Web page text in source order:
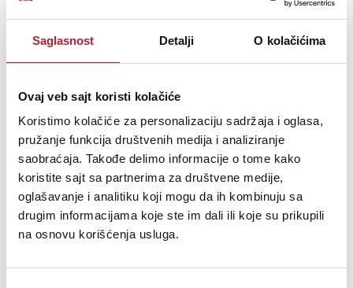
Saglasnost Detalji O kolačićima
Ovaj veb sajt koristi kolačiće
Koristimo kolačiće za personalizaciju sadržaja i oglasa,
pružanje funkcija društvenih medija i analiziranje
saobraćaja. Takođe delimo informacije o tome kako
koristite sajt sa partnerima za društvene medije,
oglašavanje i analitiku koji mogu da ih kombinuju sa
drugim informacijama koje ste im dali ili koje su prikupili
na osnovu korišćenja usluga.
Artbeat 5A Hickory American - Palice za bubnjeve
27,00
32,00